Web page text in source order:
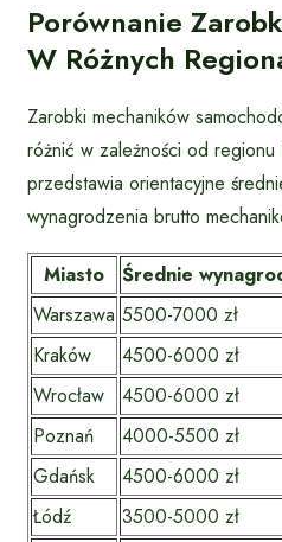
Porównanie
W Różnych
Zarobki mechaników
różnić w zależności od regionu
przedstawia orientacyjne
wynagrodzenia brutto
Miasto
Średnie
Warszawa 5500-7000 zł
Kraków
4500-6000 zł
Wrocław
4500-6000 zł
Poznań
4000-5500 zł
Gdańsk
4500-6000 zł
Łódź
3500-5000 zł